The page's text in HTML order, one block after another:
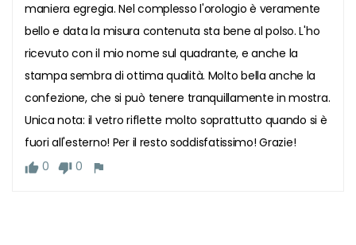
maniera egregia. Nel complesso l'orologio è veramente
bello e data la misura contenuta sta bene al polso. L'ho
ricevuto con il mio nome sul quadrante, e anche la
stampa sembra di ottima qualità. Molto bella anche la
confezione, che si può tenere tranquillamente in mostra.
Unica nota: il vetro riflette molto soprattutto quando si è
fuori all'esterno! Per il resto soddisfatissimo! Grazie!
thumb_up 0 thumb_down 0 flag